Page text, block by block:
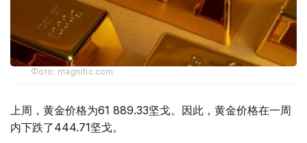
Фото: magnific.com
上周，黄金价格为61 889.33坚戈。因此，黄金价格在一周
内下跌了444.71坚戈。